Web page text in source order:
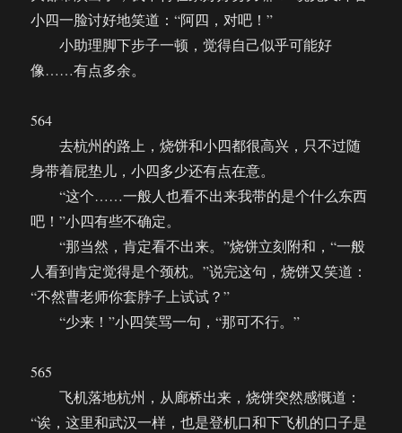
小四一脸讨好地笑道：“阿四，对吧！”
小助理脚下步子一顿，觉得自己似乎可能好
像……有点多余。
564
去杭州的路上，烧饼和小四都很高兴，只不过随
身带着屁垫儿，小四多少还有点在意。
“这个……一般人也看不出来我带的是个什么东西
吧！”小四有些不确定。
“那当然，肯定看不出来。”烧饼立刻附和，“一般
人看到肯定觉得是个颈枕。”说完这句，烧饼又笑道：
“不然曹老师你套脖子上试试？”
“少来！”小四笑骂一句，“那可不行。”
565
飞机落地杭州，从廊桥出来，烧饼突然感慨道：
“诶，这里和武汉一样，也是登机口和下飞机的口子是